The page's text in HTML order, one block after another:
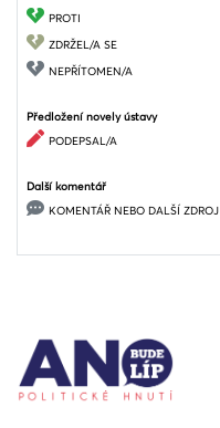
PROTI
ZDRŽEL/A SE
NEPŘÍTOMEN/A
Předložení novely ústavy
PODEPSAL/A
Další komentář
KOMENTÁŘ NEBO DALŠÍ ZDROJ